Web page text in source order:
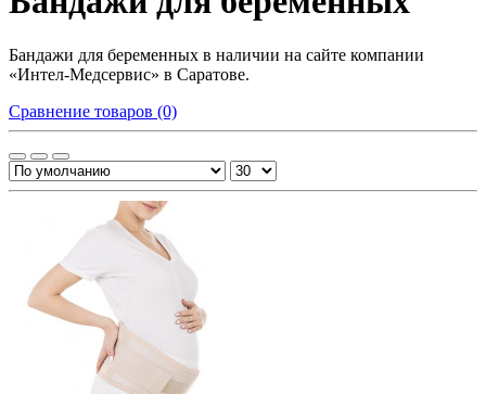
Бандажи для беременных в наличии на сайте компании
«Интел-Медсервис» в Саратове.
Сравнение товаров (0)